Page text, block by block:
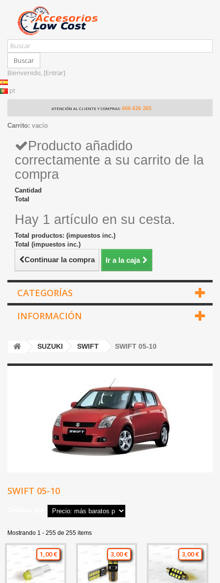
Buscar
Bienvenido, [Entrar]
pt
ATENCIÓN AL CLIENTE Y COMPRAS: 666 626 265
Carrito: vacío
Producto añadido
correctamente a su carrito de la
compra
Cantidad
Total
Hay 1 artículo en su cesta.
Total productos: (impuestos inc.)
Total (impuestos inc.)
Continuar la compra Ir a la caja
CATEGORÍAS
INFORMACIÓN
SUZUKI SWIFT SWIFT 05-10
SWIFT 05-10
Mostrando 1 - 255 de 255 items
1,00 € 3,00 € 3,00 €